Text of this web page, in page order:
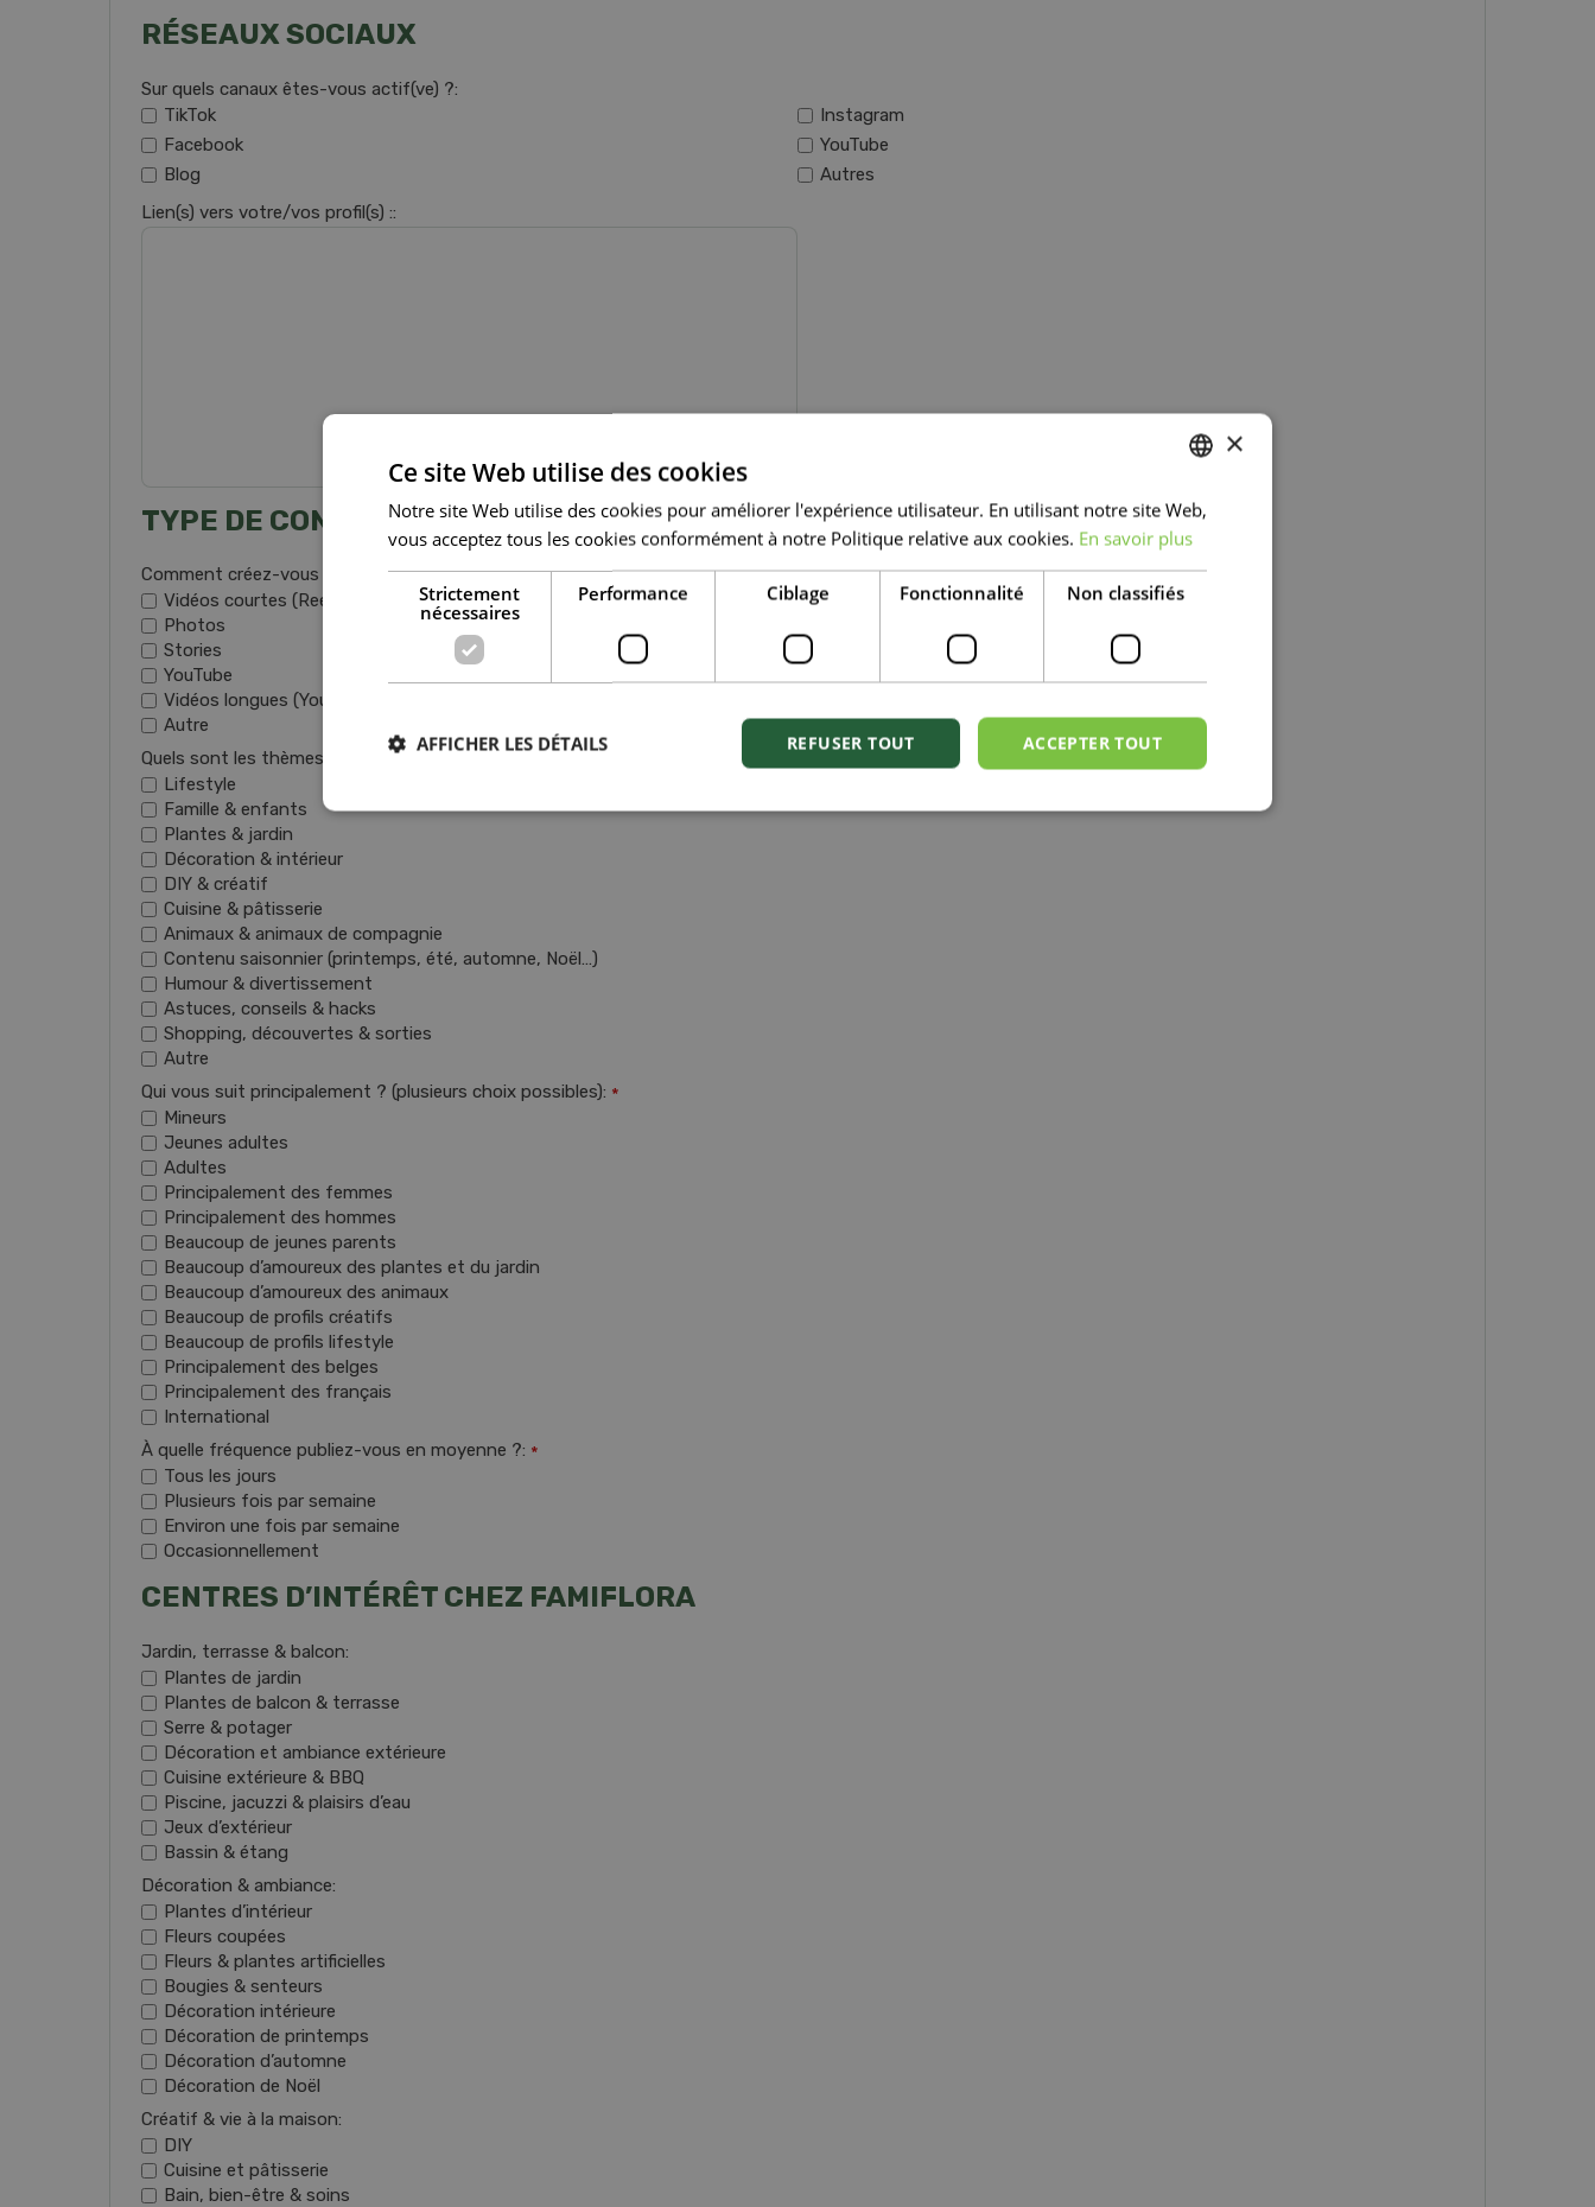
RÉSEAUX SOCIAUX
Sur quels canaux êtes-vous actif(ve) ?:
TikTok
Instagram
Facebook
YouTube
Blog
Autres
Lien(s) vers votre/vos profil(s) ::
TYPE DE CONTENU
Comment créez-vous du contenu ? (plusieurs choix possibles):*
Vidéos courtes (Reels, TikTok)
Photos
Stories
YouTube
Vidéos longues (YouTube, vlogs)
Autre
Quels sont les thèmes principaux de votre contenu ? (plusieurs choix possibles):
Lifestyle
Famille & enfants
Plantes & jardin
Décoration & intérieur
DIY & créatif
Cuisine & pâtisserie
Animaux & animaux de compagnie
Contenu saisonnier (printemps, été, automne, Noël…)
Humour & divertissement
Astuces, conseils & hacks
Shopping, découvertes & sorties
Autre
Qui vous suit principalement ? (plusieurs choix possibles): *
Mineurs
Jeunes adultes
Adultes
Principalement des femmes
Principalement des hommes
Beaucoup de jeunes parents
Beaucoup d’amoureux des plantes et du jardin
Beaucoup d’amoureux des animaux
Beaucoup de profils créatifs
Beaucoup de profils lifestyle
Principalement des belges
Principalement des français
International
À quelle fréquence publiez-vous en moyenne ?: *
Tous les jours
Plusieurs fois par semaine
Environ une fois par semaine
Occasionnellement
CENTRES D’INTÉRÊT CHEZ FAMIFLORA
Jardin, terrasse & balcon:
Plantes de jardin
Plantes de balcon & terrasse
Serre & potager
Décoration et ambiance extérieure
Cuisine extérieure & BBQ
Piscine, jacuzzi & plaisirs d’eau
Jeux d’extérieur
Bassin & étang
Décoration & ambiance:
Plantes d’intérieur
Fleurs coupées
Fleurs & plantes artificielles
Bougies & senteurs
Décoration intérieure
Décoration de printemps
Décoration d’automne
Décoration de Noël
Créatif & vie à la maison:
DIY
Cuisine et pâtisserie
Bain, bien-être & soins
DUTCH
FRENCH
DUTCH
×
Ce site Web utilise des cookies
Notre site Web utilise des cookies pour améliorer l'expérience utilisateur. En utilisant notre site Web,
vous acceptez tous les cookies conformément à notre Politique relative aux cookies. En savoir plus
Strictement
nécessaires
Performance Ciblage Fonctionnalité Non classifiés
ACCEPTER TOUT
REFUSER TOUT
AFFICHER LES DÉTAILS